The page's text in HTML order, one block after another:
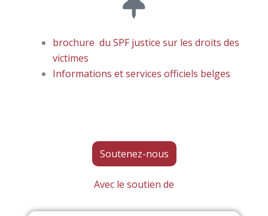
brochure du SPF justice sur les droits des
victimes
Informations et services officiels belges
Soutenez-nous
Avec le soutien de